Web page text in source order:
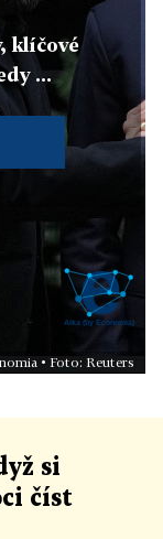
klíčové
...
• Foto: Reuters
si
číst